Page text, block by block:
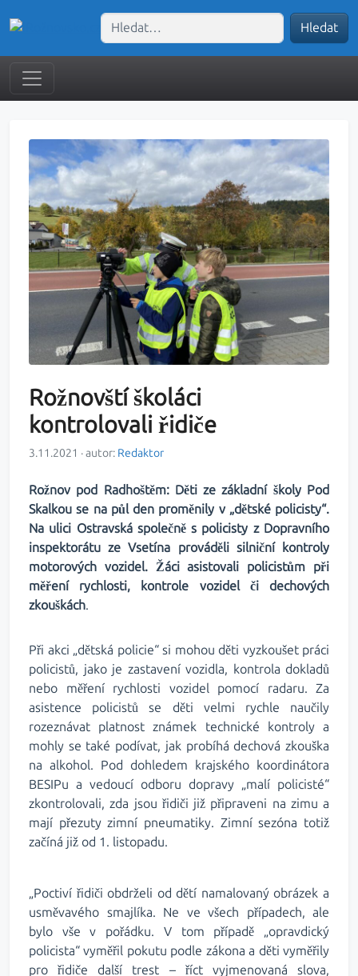
Hledat
Rožnovští školáci
kontrolovali řidiče
3.11.2021 · autor: Redaktor
Rožnov pod Radhoštěm: Děti ze základní školy Pod
Skalkou se na půl den proměnily v „dětské policisty“.
Na ulici Ostravská společně s policisty z Dopravního
inspektorátu ze Vsetína prováděli silniční kontroly
motorových vozidel. Žáci asistovali policistům při
měření rychlosti, kontrole vozidel či dechových
zkouškách.
Při akci „dětská policie“ si mohou děti vyzkoušet práci
policistů, jako je zastavení vozidla, kontrola dokladů
nebo měření rychlosti vozidel pomocí radaru. Za
asistence policistů se děti velmi rychle naučily
rozeznávat platnost známek technické kontroly a
mohly se také podívat, jak probíhá dechová zkouška
na alkohol. Pod dohledem krajského koordinátora
BESIPu a vedoucí odboru dopravy „malí policisté“
zkontrolovali, zda jsou řidiči již připraveni na zimu a
mají přezuty zimní pneumatiky. Zimní sezóna totiž
začíná již od 1. listopadu.
„Poctiví řidiči obdrželi od dětí namalovaný obrázek a
usměvavého smajlíka. Ne ve všech případech, ale
bylo vše v pořádku. V tom případě „opravdický
policista“ vyměřil pokutu podle zákona a děti vyměřily
pro řidiče další trest – říct vyjmenovaná slova,